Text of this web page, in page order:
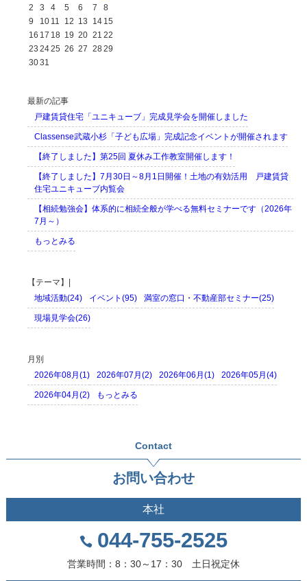
2
3 4 5 6 7
8
9
10 11 12 13 14 15
16 17 18 19 20 21 22
23 2425 26 27 2829
3031
最新の記事
戸建賃貸住宅「ユニキューブ」完成見学会を開催しました
Classense武蔵小杉「子ども広場」完成記念イベントが開催されます
【終了しました】第25回 夏休み工作教室開催します！
【終了しました】7月30日～8月1日開催！土地の有効活用 戸建賃貸
住宅ユニキューブ内覧会
【相続勉強会】体系的に相続全般が学べる無料セミナーです（2026年
7月～）
もっとみる
【テーマ】|
地域活動(24)
イベント(95) 満室の窓口・不動産部セミナー(25)
現場見学会(26)
月別
2026年08月(1)
2026年07月(2) 2026年06月(1) 2026年05月(4)
2026年04月(2) もっとみる
Contact
お問い合わせ
本社
044-755-2525
営業時間：8：30～17：30 土日祝定休